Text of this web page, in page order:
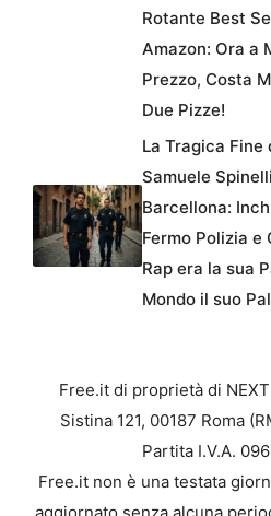
Rotante Best
Amazon: Ora a
Prezzo, Costa
Due Pizze!
La Tragica Fine
Samuele
Barcellona:
Fermo Polizia e
Rap era la sua
Mondo il suo
Free.it di proprietà di
Sistina 121, 00187 Roma
Partita I.V.A.
Free.it non è una testata